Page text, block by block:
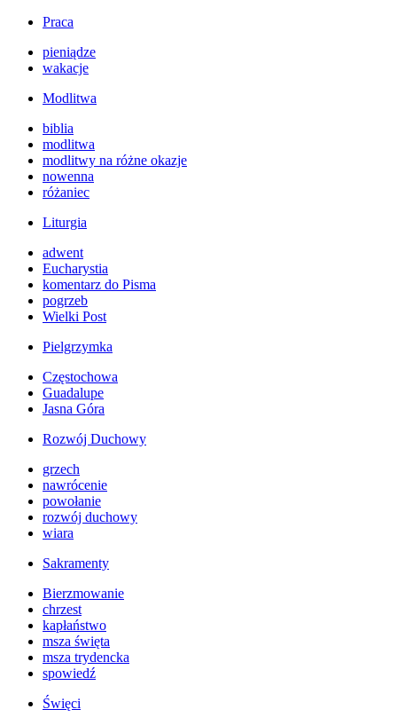
Praca
pieniądze
wakacje
Modlitwa
biblia
modlitwa
modlitwy na różne okazje
nowenna
różaniec
Liturgia
adwent
Eucharystia
komentarz do Pisma
pogrzeb
Wielki Post
Pielgrzymka
Częstochowa
Guadalupe
Jasna Góra
Rozwój Duchowy
grzech
nawrócenie
powołanie
rozwój duchowy
wiara
Sakramenty
Bierzmowanie
chrzest
kapłaństwo
msza święta
msza trydencka
spowiedź
Święci